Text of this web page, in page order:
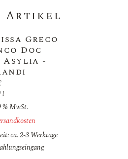
Artikel
Greco
Doc
Asylia -
l
% MwSt.
ca. 2-3 Werktage